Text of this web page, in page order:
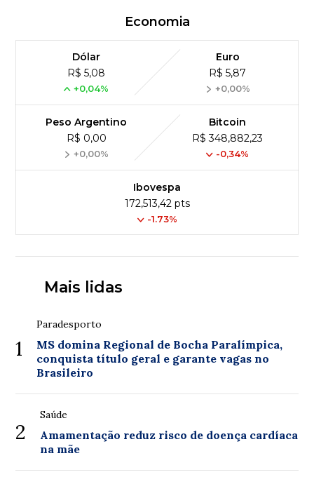
Economia
Dólar
R$ 5,08
+0,04%
Euro
R$ 5,87
+0,00%
Peso Argentino
R$ 0,00
+0,00%
Bitcoin
R$ 348,882,23
-0,34%
Ibovespa
172,513,42 pts
-1.73%
Mais lidas
1
Paradesporto
MS domina Regional de Bocha Paralímpica,
conquista título geral e garante vagas no
Brasileiro
2
Saúde
Amamentação reduz risco de doença cardíaca
na mãe